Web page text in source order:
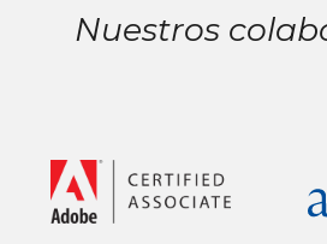
Nuestros